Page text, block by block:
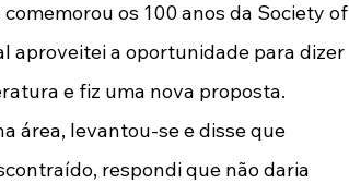
os 100 anos da Society of
aproveitei a oportunidade para dizer
e fiz uma nova proposta.
área, levantou-se e disse que
respondi que não daria